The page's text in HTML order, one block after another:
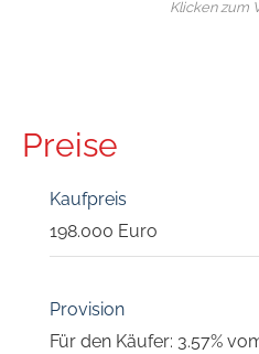
Klicken zum
Preise
Kaufpreis
198.000 Euro
Provision
Für den Käufer: 3.57%